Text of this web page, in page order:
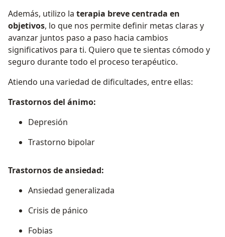
Además, utilizo la terapia breve centrada en
objetivos, lo que nos permite definir metas claras y
avanzar juntos paso a paso hacia cambios
significativos para ti. Quiero que te sientas cómodo y
seguro durante todo el proceso terapéutico.
Atiendo una variedad de dificultades, entre ellas:
Trastornos del ánimo:
Depresión
Trastorno bipolar
Trastornos de ansiedad:
Ansiedad generalizada
Crisis de pánico
Fobias